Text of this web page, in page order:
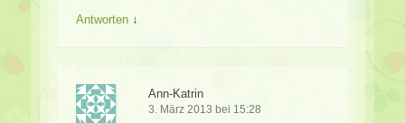
Antworten ↓
Ann-Katrin
3. März 2013 bei 15:28